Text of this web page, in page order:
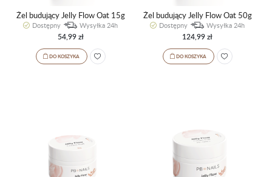
Żel budujący Jelly Flow Oat 15g
Dostępny Wysyłka 24h
54,99 zł
DO KOSZYKA
Żel budujący Jelly Flow Oat 50g
Dostępny Wysyłka 24h
124,99 zł
DO KOSZYKA